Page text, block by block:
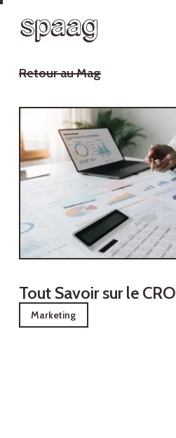
Retour au Mag
Tout Savoir sur le CRO
Marketing